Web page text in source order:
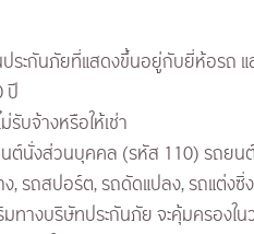
ประกันภัยที่แสดงขึ้นอยู่กับยี่ห้อรถ
ปี
บจ้างหรือให้เช่า
นต์นั่งส่วนบุคคล (รหัส 110) รถย
, รถสปอร์ต, รถดัดแปลง, รถแต่งซิ่
างบริษัทประกันภัย จะคุ้มครองใน